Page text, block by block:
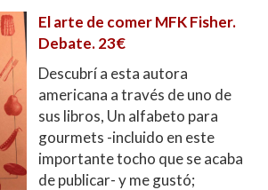
El arte de comer MFK Fisher.
Debate. 23€
Descubrí a esta autora
americana a través de uno de
sus libros, Un alfabeto para
gourmets -incluido en este
importante tocho que se acaba
de publicar- y me gustó;